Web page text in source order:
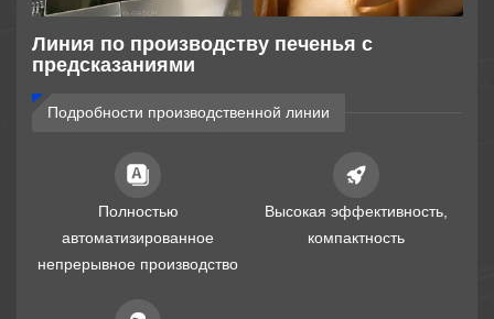
Линия по производству печенья с
предсказаниями
Подробности производственной линии
Полностью
автоматизированное
непрерывное производство
Высокая эффективность,
компактность